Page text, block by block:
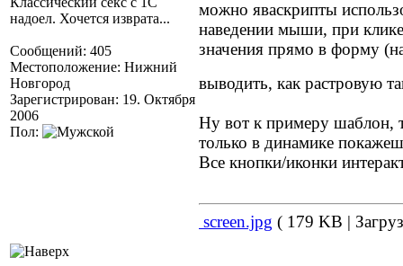
надоел. Хочется изврата...
Сообщений: 405
Местоположение: Нижний
Новгород
Зарегистрирован: 19. Октября
2006
Пол:
можно яваскрипты
наведении мыши, при
значения прямо в форму
выводить, как растровую
Ну вот к примеру шаблон,
только в динамике
Все кнопки/иконки
screen.jpg ( 179 KB |